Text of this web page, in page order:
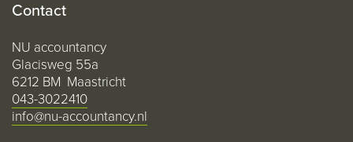
Contact
NU accountancy
Glacisweg 55a
6212 BM Maastricht
043-3022410
info@nu-accountancy.nl